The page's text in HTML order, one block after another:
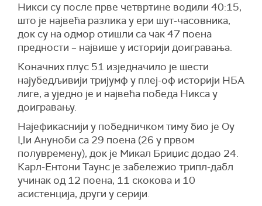
Никси су после прве четвртине водили 40:15,
што је највећа разлика у ери шут-часовника,
док су на одмор отишли са чак 47 поена
предности – највише у историји доигравања.
Коначних плус 51 изједначило је шести
најубедљивији тријумф у плеј-оф историји НБА
лиге, а уједно је и највећа победа Никса у
доигравању.
Најефикаснији у победничком тиму био је Оу
Џи Ануноби са 29 поена (26 у првом
полувремену), док је Микал Бриџис додао 24.
Карл-Ентони Таунс је забележио трипл-дабл
учинак од 12 поена, 11 скокова и 10
асистенција, други у серији.